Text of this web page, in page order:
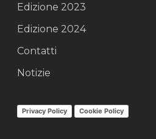
Edizione 2023
Edizione 2024
Contatti
Notizie
Privacy Policy Cookie Policy